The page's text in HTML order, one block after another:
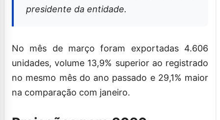
presidente da entidade.
No mês de março foram exportadas 4.606
unidades, volume 13,9% superior ao registrado
no mesmo mês do ano passado e 29,1% maior
na comparação com janeiro.